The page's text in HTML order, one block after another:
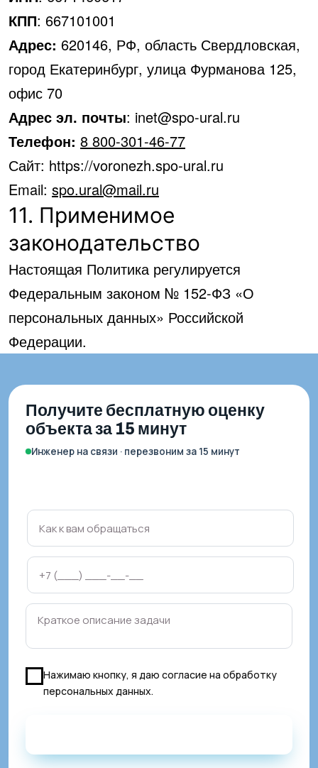
КПП: 667101001
Адрес: 620146, РФ, область Свердловская,
город Екатеринбург, улица Фурманова 125,
офис 70
Адрес эл. почты: inet@spo-ural.ru
Телефон: 8 800-301-46-77
Сайт: https://voronezh.spo-ural.ru
Email: spo.ural@mail.ru
11. Применимое
законодательство
Настоящая Политика регулируется
Федеральным законом № 152-ФЗ «О
персональных данных» Российской
Федерации.
Получите бесплатную оценку
объекта за 15 минут
Инженер на связи · перезвоним за 15 минут
Нажимаю кнопку, я даю согласие на обработку
персональных данных.